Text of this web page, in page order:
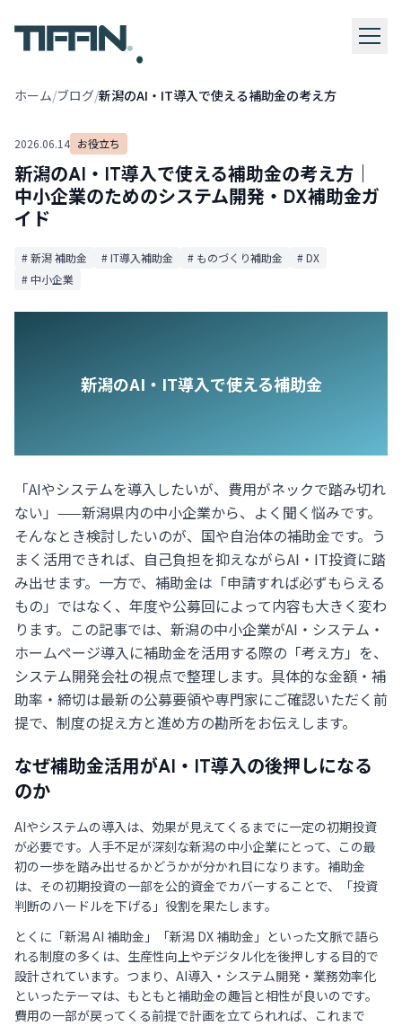
.
ホーム/ブログ/新潟のAI・IT導入で使える補助金の考え方
2026.06.14 お役立ち
新潟のAI・IT導入で使える補助金の考え方｜
中小企業のためのシステム開発・DX補助金ガ
イド
# 新潟 補助金 # IT導入補助金 # ものづくり補助金
# DX
# 中小企業
新潟のAI・IT導入で使える補助金
「AIやシステムを導入したいが、費用がネックで踏み切れ
ない」——新潟県内の中小企業から、よく聞く悩みです。
そんなとき検討したいのが、国や自治体の補助金です。う
まく活用できれば、自己負担を抑えながらAI・IT投資に踏
み出せます。一方で、補助金は「申請すれば必ずもらえる
もの」ではなく、年度や公募回によって内容も大きく変わ
ります。この記事では、新潟の中小企業がAI・システム・
ホームページ導入に補助金を活用する際の「考え方」を、
システム開発会社の視点で整理します。具体的な金額・補
助率・締切は最新の公募要領や専門家にご確認いただく前
提で、制度の捉え方と進め方の勘所をお伝えします。
なぜ補助金活用がAI・IT導入の後押しになる
のか
AIやシステムの導入は、効果が見えてくるまでに一定の初期投資
が必要です。人手不足が深刻な新潟の中小企業にとって、この最
初の一歩を踏み出せるかどうかが分かれ目になります。補助金
は、その初期投資の一部を公的資金でカバーすることで、「投資
判断のハードルを下げる」役割を果たします。
とくに「新潟 AI 補助金」「新潟 DX 補助金」といった文脈で語ら
れる制度の多くは、生産性向上やデジタル化を後押しする目的で
設計されています。つまり、AI導入・システム開発・業務効率化
といったテーマは、もともと補助金の趣旨と相性が良いのです。
費用の一部が戻ってくる前提で計画を立てられれば、これまで